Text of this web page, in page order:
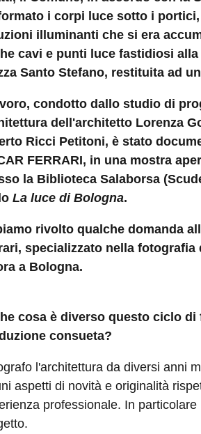
i corpi luce sotto i
illuminanti che si era
cavi e punti luce fastidiosi
Santo Stefano, restituita ad
condotto dallo studio di
dell'architetto Lorenza
Ricci Petitoni, è stato
FERRARI, in una mostra
la Biblioteca Salaborsa
La luce di Bologna.
rivolto qualche domanda
specializzato nella fotografia
a Bologna.
cosa è diverso questo ciclo
consueta?
l'architettura da diversi anni
aspetti di novità e originalità
professionale. In particolare